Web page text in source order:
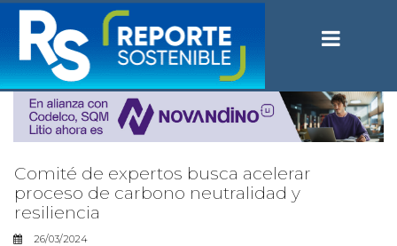
Comité de expertos busca acelerar
proceso de carbono neutralidad y
resiliencia
26/03/2024